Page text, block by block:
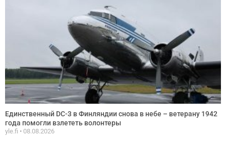
Единственный DC-3 в Финляндии снова в небе – ветерану 1942
года помогли взлететь волонтеры
yle.fi 08.08.2026